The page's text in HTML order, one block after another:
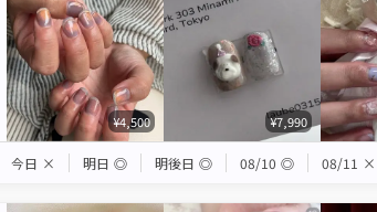
¥4,500 ¥7,990
今日 × 明日 ◎ 明後日 ◎ 08/10 ◎ 08/11 ×